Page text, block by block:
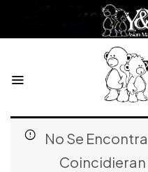
No Se
Coincidieran